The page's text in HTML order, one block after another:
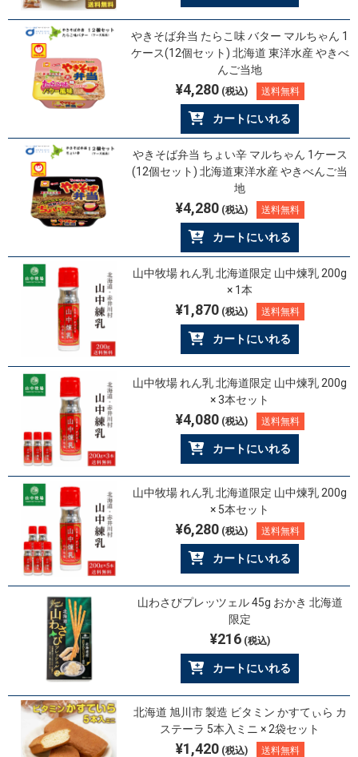
やきそば弁当 たらこ味 バター マルちゃん 1
ケース(12個セット) 北海道 東洋水産 やきべ
んご当地
¥4,280(税込) 送料無料
カートにいれる
やきそば弁当 ちょい辛 マルちゃん 1ケース
(12個セット) 北海道東洋水産 やきべんご当
地
¥4,280(税込) 送料無料
カートにいれる
山中牧場 れん乳 北海道限定 山中煉乳 200g
× 1本
¥1,870(税込) 送料無料
カートにいれる
山中牧場 れん乳 北海道限定 山中煉乳 200g
× 3本セット
¥4,080(税込) 送料無料
カートにいれる
山中牧場 れん乳 北海道限定 山中煉乳 200g
× 5本セット
¥6,280(税込) 送料無料
カートにいれる
山わさびプレッツェル 45g おかき 北海道
限定
¥216(税込)
カートにいれる
北海道 旭川市 製造 ビタミン かすてぃら カ
ステーラ 5本入ミニ × 2袋セット
¥1,420(税込) 送料無料